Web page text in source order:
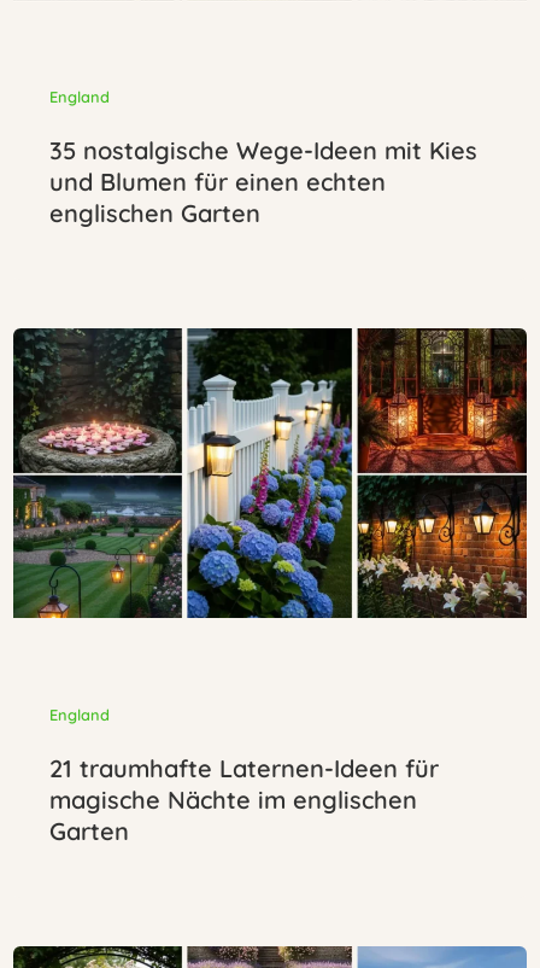
England
35 nostalgische Wege-Ideen mit Kies
und Blumen für einen echten
englischen Garten
England
21 traumhafte Laternen-Ideen für
magische Nächte im englischen
Garten